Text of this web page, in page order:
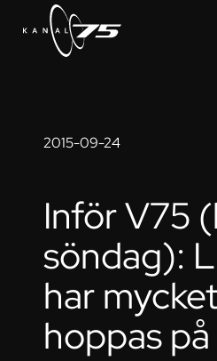
2015-09-24
Inför V75
söndag):
har
hoppas på